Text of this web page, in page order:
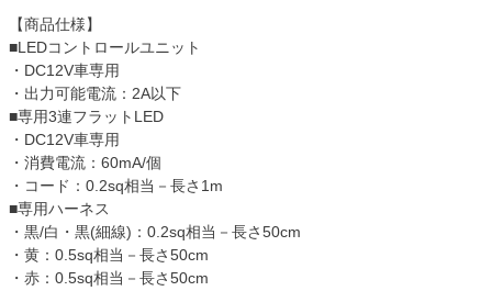
【商品仕様】
■LEDコントロールユニット
・DC12V車専用
・出力可能電流：2A以下
■専用3連フラットLED
・DC12V車専用
・消費電流：60mA/個
・コード：0.2sq相当－長さ1m
■専用ハーネス
・黒/白・黒(細線)：0.2sq相当－長さ50cm
・黄：0.5sq相当－長さ50cm
・赤：0.5sq相当－長さ50cm